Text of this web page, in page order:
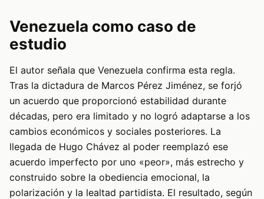
Venezuela como caso de
estudio
El autor señala que Venezuela confirma esta regla.
Tras la dictadura de Marcos Pérez Jiménez, se forjó
un acuerdo que proporcionó estabilidad durante
décadas, pero era limitado y no logró adaptarse a los
cambios económicos y sociales posteriores. La
llegada de Hugo Chávez al poder reemplazó ese
acuerdo imperfecto por uno «peor», más estrecho y
construido sobre la obediencia emocional, la
polarización y la lealtad partidista. El resultado, según